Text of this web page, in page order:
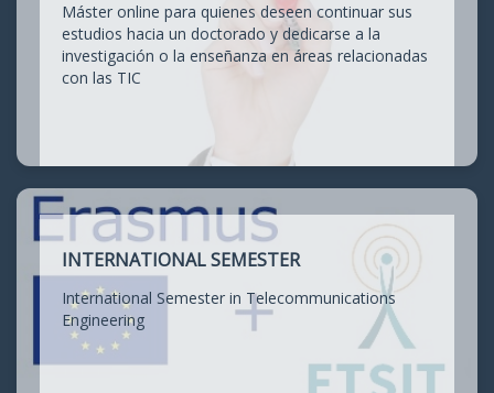
Máster online para quienes deseen continuar sus
estudios hacia un doctorado y dedicarse a la
investigación o la enseñanza en áreas relacionadas
con las TIC
INTERNATIONAL SEMESTER
International Semester in Telecommunications
Engineering